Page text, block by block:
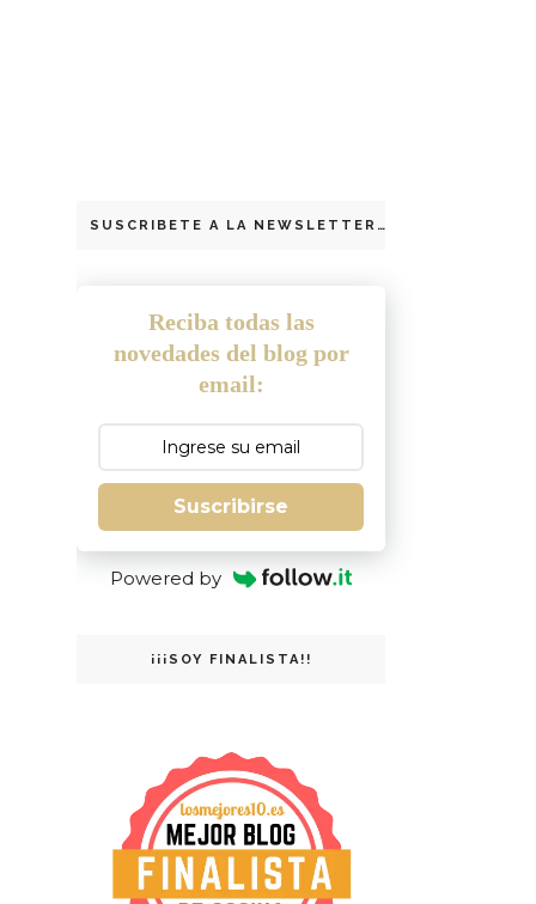
SUSCRIBETE A LA NEWSLETTER
Reciba todas las
novedades del blog por
email:
Suscribirse
Powered by
¡¡¡SOY FINALISTA!!